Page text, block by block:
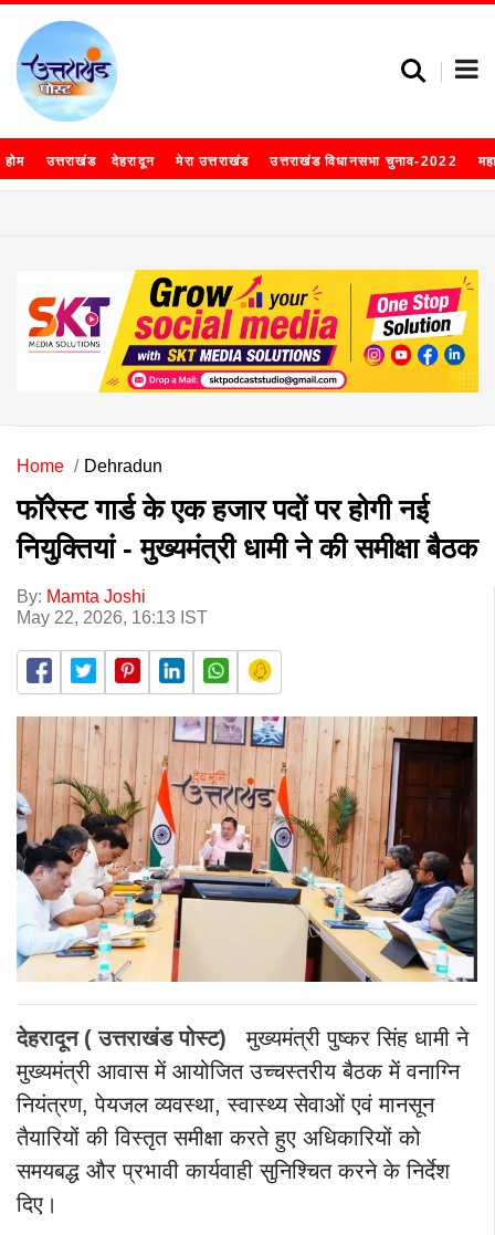
होम उत्तराखंड देहरादून मेरा उत्तराखंड उत्तराखंड विधानसभा चुनाव-2022
Home Dehradun
फॉरेस्ट गार्ड के एक हजार पदों पर होगी नई
नियुक्तियां - मुख्यमंत्री धामी ने की समीक्षा बैठक
By: Mamta Joshi
May 22, 2026, 16:13 IST
देहरादून ( उत्तराखंड पोस्ट)
मुख्यमंत्री पुष्कर सिंह धामी ने
मुख्यमंत्री आवास में आयोजित उच्चस्तरीय बैठक में वनाग्नि
नियंत्रण, पेयजल व्यवस्था, स्वास्थ्य सेवाओं एवं मानसून
तैयारियों की विस्तृत समीक्षा करते हुए अधिकारियों को
समयबद्ध और प्रभावी कार्यवाही सुनिश्चित करने के निर्देश
दिए।